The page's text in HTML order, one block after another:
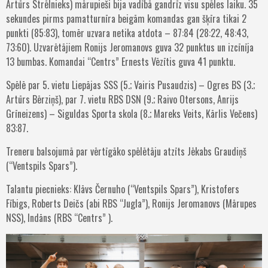
Artūrs Strēlnieks) mārupieši bija vadībā gandrīz visu spēles laiku. 35
sekundes pirms pamatturnīra beigām komandas gan šķīra tikai 2
punkti (85:83), tomēr uzvara netika atdota – 87:84 (28:22, 48:43,
73:60). Uzvarētājiem Ronijs Jeromanovs guva 32 punktus un izcīnīja
13 bumbas. Komandai “Centrs” Ernests Vēzītis guva 41 punktu.
Spēlē par 5. vietu Liepājas SSS (5.; Vairis Pusaudzis) – Ogres BS (3.;
Artūrs Bērziņš), par 7. vietu RBS DSN (9.; Raivo Otersons, Anrijs
Grīneizens) – Siguldas Sporta skola (8.; Mareks Veits, Kārlis Večens)
83:87.
Treneru balsojumā par vērtīgāko spēlētāju atzīts Jēkabs Graudiņš
(“Ventspils Spars”).
Talantu piecnieks: Klāvs Černuho (“Ventspils Spars”), Kristofers
Fībigs, Roberts Deičs (abi RBS “Jugla”), Ronijs Jeromanovs (Mārupes
NSS), Indāns (RBS “Centrs” ).